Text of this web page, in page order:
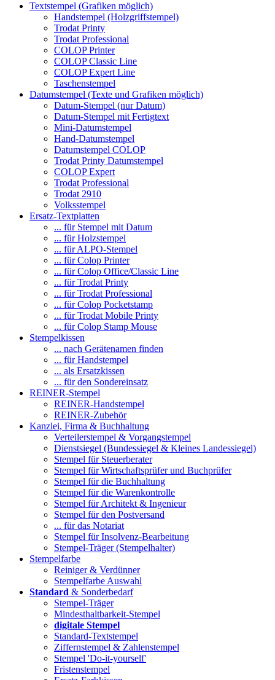
Textstempel (Grafiken möglich)
Handstempel (Holzgriffstempel)
Trodat Printy
Trodat Professional
COLOP Printer
COLOP Classic Line
COLOP Expert Line
Taschenstempel
Datumstempel (Texte und Grafiken möglich)
Datum-Stempel (nur Datum)
Datum-Stempel mit Fertigtext
Mini-Datumstempel
Hand-Datumstempel
Datumstempel COLOP
Trodat Printy Datumstempel
COLOP Expert
Trodat Professional
Trodat 2910
Volksstempel
Ersatz-Textplatten
... für Stempel mit Datum
... für Holzstempel
... für ALPO-Stempel
... für Colop Printer
... für Colop Office/Classic Line
... für Trodat Printy
... für Trodat Professional
... für Colop Pocketstamp
... für Trodat Mobile Printy
... für Colop Stamp Mouse
Stempelkissen
... nach Gerätenamen finden
... für Handstempel
... als Ersatzkissen
... für den Sondereinsatz
REINER-Stempel
REINER-Handstempel
REINER-Zubehör
Kanzlei, Firma & Buchhaltung
Verteilerstempel & Vorgangstempel
Dienstsiegel (Bundessiegel & Kleines Landessiegel)
Stempel für Steuerberater
Stempel für Wirtschaftsprüfer und Buchprüfer
Stempel für die Buchhaltung
Stempel für die Warenkontrolle
Stempel für Architekt & Ingenieur
Stempel für den Postversand
... für das Notariat
Stempel für Insolvenz-Bearbeitung
Stempel-Träger (Stempelhalter)
Stempelfarbe
Reiniger & Verdünner
Stempelfarbe Auswahl
Standard & Sonderbedarf
Stempel-Träger
Mindesthaltbarkeit-Stempel
digitale Stempel
Standard-Textstempel
Ziffernstempel & Zahlenstempel
Stempel 'Do-it-yourself'
Fristenstempel